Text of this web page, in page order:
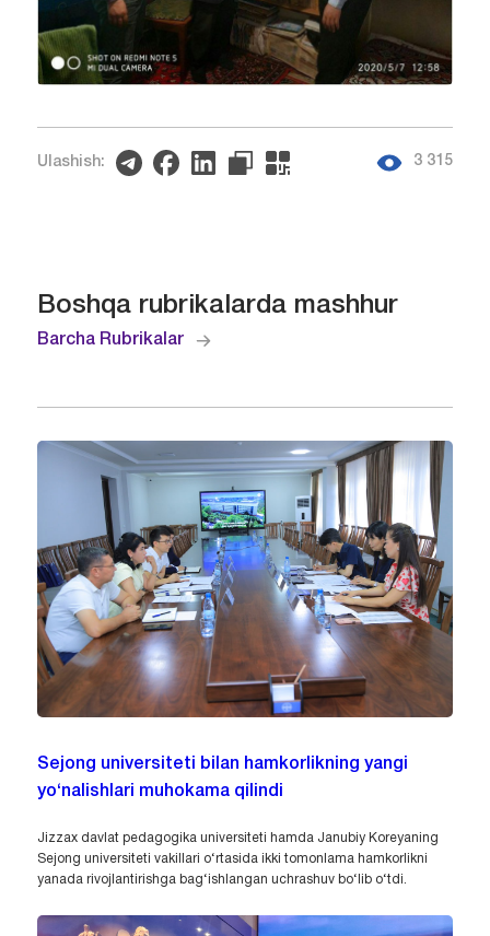
Ulashish: 3 315
Boshqa rubrikalarda mashhur
Barcha Rubrikalar
Sejong universiteti bilan hamkorlikning yangi
yo‘nalishlari muhokama qilindi
Jizzax davlat pedagogika universiteti hamda Janubiy Koreyaning
Sejong universiteti vakillari o‘rtasida ikki tomonlama hamkorlikni
yanada rivojlantirishga bag‘ishlangan uchrashuv bo‘lib o‘tdi.